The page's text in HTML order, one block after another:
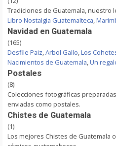
Tradiciones de Guatemala, nuestro
Libro Nostalgia Guatemalteca,
Navidad en Guatemala
(165)
Desfile Paiz,Arbol Gallo,Los
Nacimientos de Guatemala,Un
Postales
(8)
Colecciones fotográficas
enviadas como postales.
Chistes de Guatemala
(1)
Los mejores Chistes de Guatemala